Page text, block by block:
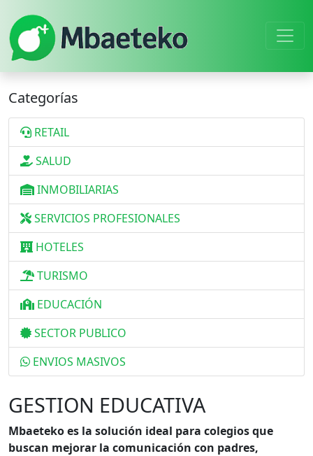
Categorías
RETAIL
SALUD
INMOBILIARIAS
SERVICIOS PROFESIONALES
HOTELES
TURISMO
EDUCACIÓN
SECTOR PUBLICO
ENVIOS MASIVOS
GESTION EDUCATIVA
Mbaeteko es la solución ideal para colegios que
buscan mejorar la comunicación con padres,